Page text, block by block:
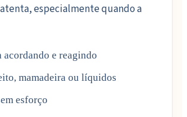
especialmente quando a
acordando e reagindo
mamadeira ou líquidos
esforço